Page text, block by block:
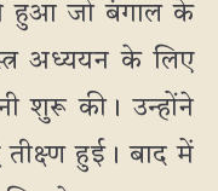
से हुआ जो बंगाल के
अध्ययन के लिए
शुरू की। उन्होंने
हुई। बाद में